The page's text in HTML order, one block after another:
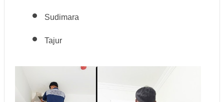
Sudimara
Tajur